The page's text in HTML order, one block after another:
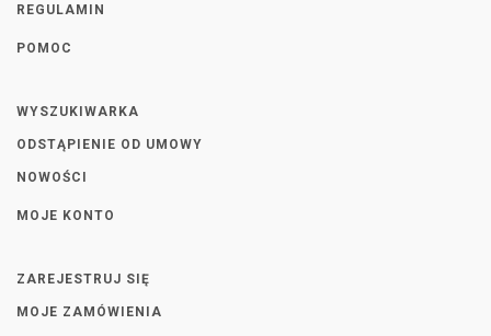
REGULAMIN
POMOC
WYSZUKIWARKA
ODSTĄPIENIE OD UMOWY
NOWOŚCI
MOJE KONTO
ZAREJESTRUJ SIĘ
MOJE ZAMÓWIENIA